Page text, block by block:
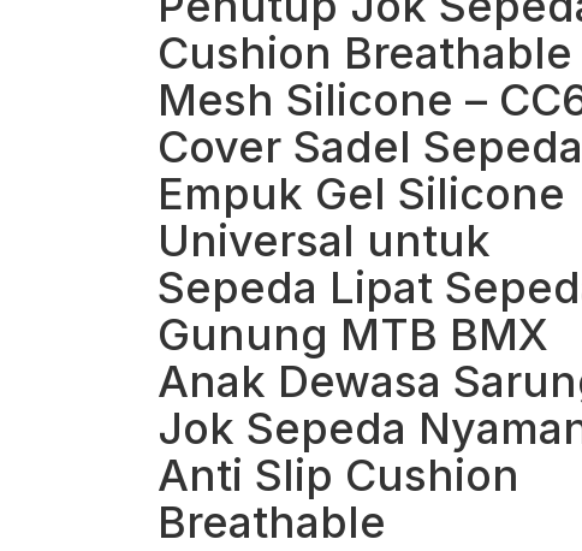
Cushion Breathable
Mesh Silicone –
Cover Sadel Sepeda
Empuk Gel Silicone
Universal untuk
Sepeda Lipat
Gunung MTB BMX
Anak Dewasa
Jok Sepeda
Anti Slip Cushion
Breathable